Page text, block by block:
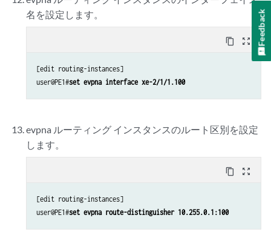
名を設定します。
content_copy zoom_out_map
[edit routing-instances]
user@PE1#set evpna interface xe-2/1/1.100
evpna ルーティング インスタンスのルート区別を設定
します。
content_copy zoom_out_map
[edit routing-instances]
user@PE1#set evpna route-distinguisher 10.255.0.1:100
Feedback